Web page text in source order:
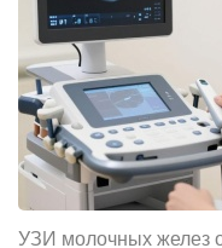
УЗИ молочных желез